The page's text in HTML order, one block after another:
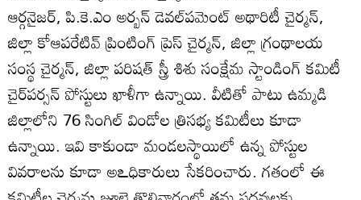
ఆర్గనైజర్‌, పి.కె.ఎం అర్బన్‌ డెవల్‌పమెంట్‌ అథారిటీ చైర్మన్‌,
జిల్లా కోఆపరేటివ్‌ ప్రింటింగ్‌ ప్రెస్‌ చైర్మన్‌, జిల్లా గ్రంథాలయ
సంస్థ చైర్మన్‌, జిల్లా పరిషత్‌ స్త్రీ శిశు సంక్షేమ స్టాండింగ్‌ కమిటీ
చైర్‌పర్సన్‌ పోస్టులు ఖాళీగా ఉన్నాయి. వీటితో పాటు ఉమ్మడి
జిల్లాలోని 76 సింగిల్‌ విండోల త్రిసభ్య కమిటీలు కూడా
ఉన్నాయి. ఇవి కాకుండా మండలస్థాయిలో ఉన్న పోస్టుల
వివరాలను కూడా అఽధికారులు సేకరించారు. గతంలో ఈ